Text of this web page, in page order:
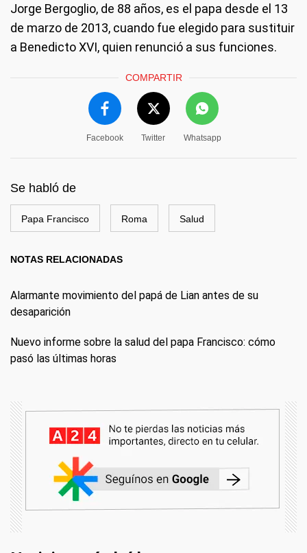
Jorge Bergoglio, de 88 años, es el papa desde el 13
de marzo de 2013, cuando fue elegido para sustituir
a Benedicto XVI, quien renunció a sus funciones.
COMPARTIR
Facebook Twitter Whatsapp
Se habló de
Papa Francisco Roma Salud
NOTAS RELACIONADAS
Alarmante movimiento del papá de Lian antes de su
desaparición
Nuevo informe sobre la salud del papa Francisco: cómo
pasó las últimas horas